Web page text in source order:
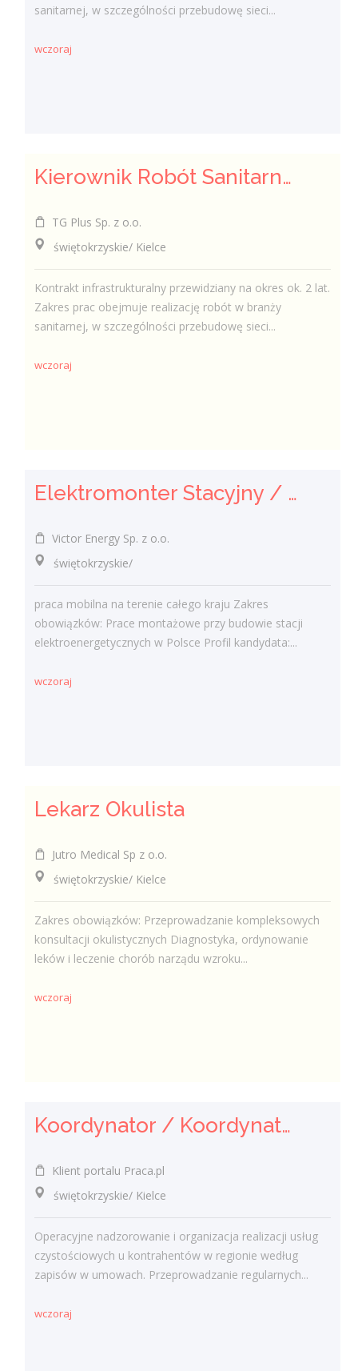
sanitarnej, w szczególności przebudowę sieci...
wczoraj
Kierownik Robót Sanitarnych
TG Plus Sp. z o.o.
świętokrzyskie/ Kielce
Kontrakt infrastrukturalny przewidziany na okres ok. 2 lat.
Zakres prac obejmuje realizację robót w branży
sanitarnej, w szczególności przebudowę sieci...
wczoraj
Elektromonter Stacyjny / Elektromonterka Stacyjna (K/M)
Victor Energy Sp. z o.o.
świętokrzyskie/
praca mobilna na terenie całego kraju Zakres
obowiązków: Prace montażowe przy budowie stacji
elektroenergetycznych w Polsce Profil kandydata:...
wczoraj
Lekarz Okulista
Jutro Medical Sp z o.o.
świętokrzyskie/ Kielce
Zakres obowiązków: Przeprowadzanie kompleksowych
konsultacji okulistycznych Diagnostyka, ordynowanie
leków i leczenie chorób narządu wzroku...
wczoraj
Koordynator / Koordynatorka Usług Serwisowych i Zespołów Terenowych
Klient portalu Praca.pl
świętokrzyskie/ Kielce
Operacyjne nadzorowanie i organizacja realizacji usług
czystościowych u kontrahentów w regionie według
zapisów w umowach. Przeprowadzanie regularnych...
wczoraj